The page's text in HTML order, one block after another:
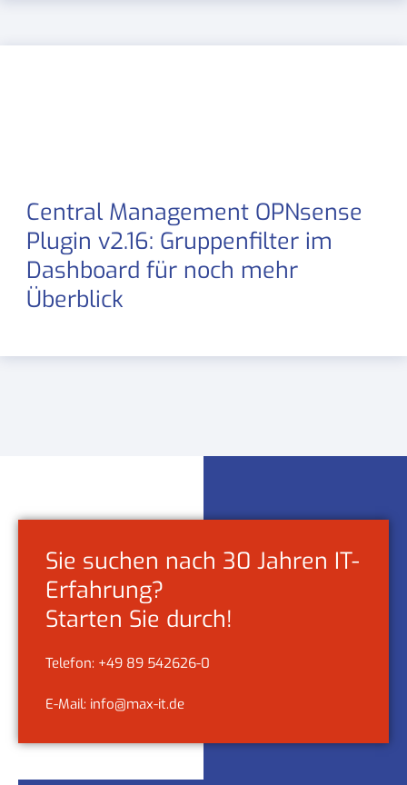
Central Management OPNsense
Plugin v2.16: Gruppenfilter im
Dashboard für noch mehr
Überblick
Sie suchen nach 30 Jahren IT-
Erfahrung?
Starten Sie durch!
Telefon: +49 89 542626-0
E-Mail: info@max-it.de